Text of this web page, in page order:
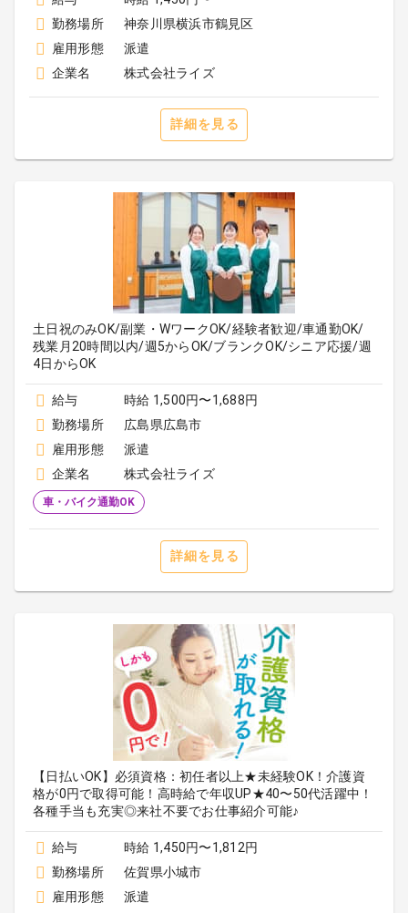
勤務場所
神奈川県横浜市鶴見区
雇用形態
派遣
企業名
株式会社ライズ
詳細を見る
土日祝のみOK/副業・WワークOK/経験者歓迎/車通勤OK/
残業月20時間以内/週5からOK/ブランクOK/シニア応援/週
4日からOK
給与
時給 1,500円〜1,688円
勤務場所
広島県広島市
雇用形態
派遣
企業名
株式会社ライズ
車・バイク通勤OK
詳細を見る
【日払いOK】必須資格：初任者以上★未経験OK！介護資
格が0円で取得可能！高時給で年収UP★40〜50代活躍中！
各種手当も充実◎来社不要でお仕事紹介可能♪
給与
時給 1,450円〜1,812円
勤務場所
佐賀県小城市
雇用形態
派遣